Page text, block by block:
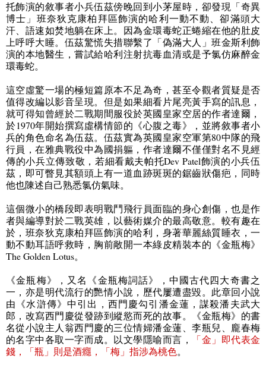
托飾演的敘事者小兵伍茲傍晚回到小茅屋時，卻發現「奇異
博士」班奈狄克康柏拜區飾演的哈利一動不動、卻滿頭大
汗、語速如焚地躺在床上。因為金環毒蛇正蜷縮在他的肚皮
上呼呼大睡。伍茲驚慌失措聯繫了「偽滿大人」班金斯利飾
演的本地醫生，嘗試給哈利注射抗毒血清或是予氯仿麻醉金
環毒蛇。
這空虛驚一場的極短篇原本不足為奇，甚至令觀者質疑是否
值得改編以影音呈現。但是如果細看片尾亮黃手寫的訊息，
就可得知曾經於二戰期間服役於英國皇家空居的作者達爾，
於1970年開始撰寫虛構情節的《心腹之毒》，並將敘事者小
兵的角色命名為伍茲。伍茲實為英國皇家空軍第80中隊的飛
行員，在雅典戰役中為國捐軀，作者達爾不僅僅對名不見經
傳的小兵立傳致敬，若細看戴夫帕托Dev Patel飾演的小兵伍
茲，即可瞥見其額頭上有一道血跡斑斑的鋸齒狀傷疤，同時
他也陳述自己熟悉氯仿氣味。
這個微小的橋段即表明戰鬥飛行員面臨的身心創傷，也是作
者與編導對於二戰英雄，以藝術媒介的最高敬意。較有趣在
於，班奈狄克康柏拜區飾演的哈利，身著華麗絲質睡衣，一
動不動耳語呼救時，胸前敞開一本綠皮精裝本的《金瓶梅》
The Golden Lotus。
《金瓶梅》，又名《金瓶梅詞話》，中國古代四大奇書之
一，亦是明代流行的艷情小說，歷代屢遭盡毀。此章回小說
由《水滸傳》中引出，西門慶勾引潘金蓮，謀殺潘夫武大
郎，改寫西門慶從發跡到縱慾而死的故事。《金瓶梅》的書
名從小說主人翁西門慶的三位情婦潘金蓮、李瓶兒、龐春梅
的名字中各取一字而成。以文學隱喻而言，
「金」即代表金
錢，「瓶」則是酒癮，「梅」指涉為桃色。